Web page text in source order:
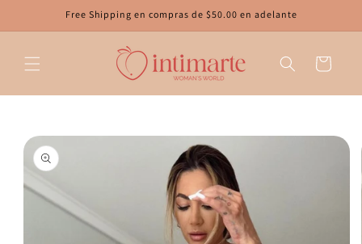
directamente
al contenido
Free Shipping en compras de $50.00 en adelante
Carrito
directamente
a la
información